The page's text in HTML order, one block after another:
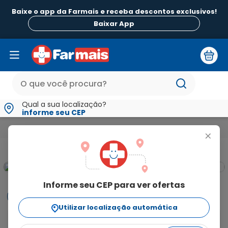
Baixe o app da Farmais e receba descontos exclusivos!
Baixar App
Qual a sua localização?
informe seu CEP
+
Informe seu CEP para ver ofertas
Utilizar localização automática
Enxaguatórios
Informações
O Cepacol Menta é um enxaguante bucal que